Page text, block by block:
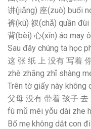
讲(jiǎng) 座(zuò) buổi
裤(kù) 衩(chǎ) quần đùi
背(bèi) 心(xīn) áo may
Sau đây chúng ta học
这 张 纸 上 没有 写着
zhè zhāng zhǐ shàng
Trên tờ giấy này không
父母 没有 带着 孩子 去
fù mǔ méi yǒu dài zhe
Bố mẹ không dắt con